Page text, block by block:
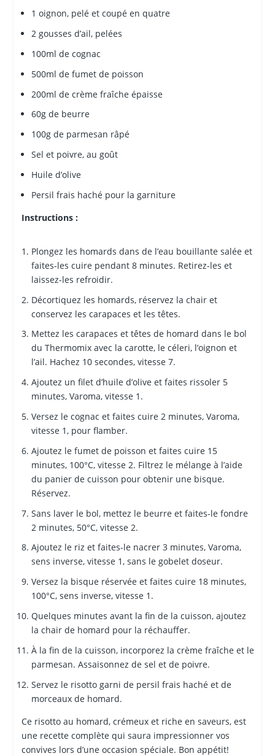
1 oignon, pelé et coupé en quatre
2 gousses d’ail, pelées
100ml de cognac
500ml de fumet de poisson
200ml de crème fraîche épaisse
60g de beurre
100g de parmesan râpé
Sel et poivre, au goût
Huile d’olive
Persil frais haché pour la garniture
Instructions :
Plongez les homards dans de l’eau bouillante salée et
faites-les cuire pendant 8 minutes. Retirez-les et
laissez-les refroidir.
Décortiquez les homards, réservez la chair et
conservez les carapaces et les têtes.
Mettez les carapaces et têtes de homard dans le bol
du Thermomix avec la carotte, le céleri, l’oignon et
l’ail. Hachez 10 secondes, vitesse 7.
Ajoutez un filet d’huile d’olive et faites rissoler 5
minutes, Varoma, vitesse 1.
Versez le cognac et faites cuire 2 minutes, Varoma,
vitesse 1, pour flamber.
Ajoutez le fumet de poisson et faites cuire 15
minutes, 100°C, vitesse 2. Filtrez le mélange à l’aide
du panier de cuisson pour obtenir une bisque.
Réservez.
Sans laver le bol, mettez le beurre et faites-le fondre
2 minutes, 50°C, vitesse 2.
Ajoutez le riz et faites-le nacrer 3 minutes, Varoma,
sens inverse, vitesse 1, sans le gobelet doseur.
Versez la bisque réservée et faites cuire 18 minutes,
100°C, sens inverse, vitesse 1.
Quelques minutes avant la fin de la cuisson, ajoutez
la chair de homard pour la réchauffer.
À la fin de la cuisson, incorporez la crème fraîche et le
parmesan. Assaisonnez de sel et de poivre.
Servez le risotto garni de persil frais haché et de
morceaux de homard.
Ce risotto au homard, crémeux et riche en saveurs, est
une recette complète qui saura impressionner vos
convives lors d’une occasion spéciale. Bon appétit!